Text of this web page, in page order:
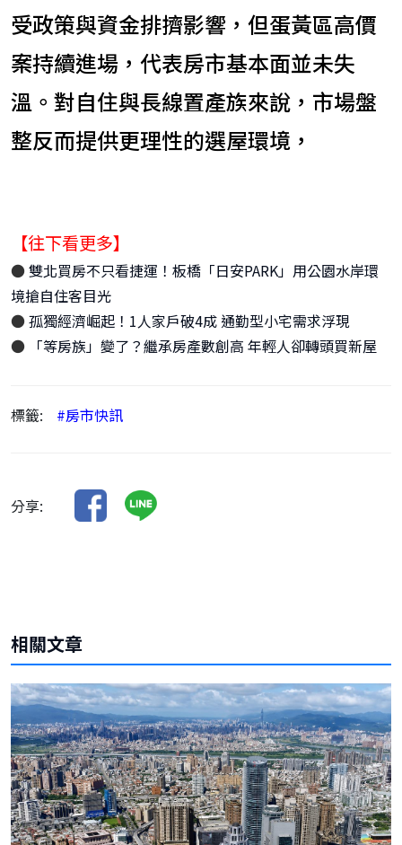
受政策與資金排擠影響，但蛋黃區高價
案持續進場，代表房市基本面並未失
溫。對自住與長線置產族來說，市場盤
整反而提供更理性的選屋環境，
【往下看更多】
●雙北買房不只看捷運！板橋「日安PARK」用公園水岸環
境搶自住客目光
●孤獨經濟崛起！1人家戶破4成 通勤型小宅需求浮現
● 「等房族」變了？繼承房產數創高 年輕人卻轉頭買新屋
標籤: #房市快訊
分享:
相關文章